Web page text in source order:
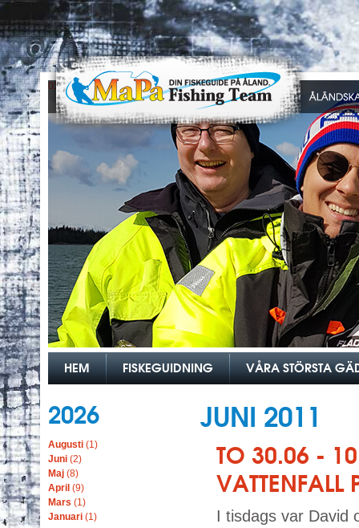
01234
HEM FISKEGUIDNING VÅRA STÖRSTA
2026
Augusti (1)
Juni (2)
Maj (8)
April (9)
Mars (1)
Januari (1)
JUNI 2011
TO 30.06 - 10
VATTENFALL
I tisdags var David